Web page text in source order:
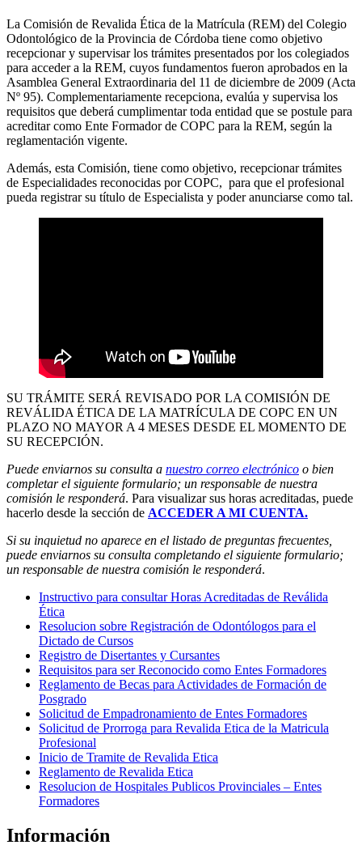
La Comisión de Revalida Ética de la Matrícula (REM) del Colegio
Odontológico de la Provincia de Córdoba tiene como objetivo
recepcionar y supervisar los trámites presentados por los colegiados
para acceder a la REM, cuyos fundamentos fueron aprobados en la
Asamblea General Extraordinaria del 11 de diciembre de 2009 (Acta
Nº 95). Complementariamente recepciona, evalúa y supervisa los
requisitos que deberá cumplimentar toda entidad que se postule para
acreditar como Ente Formador de COPC para la REM, según la
reglamentación vigente.
Además, esta Comisión, tiene como objetivo, recepcionar trámites
de Especialidades reconocidas por COPC, para que el profesional
pueda registrar su título de Especialista y poder anunciarse como tal.
SU TRÁMITE SERÁ REVISADO POR LA COMISIÓN DE
REVÁLIDA ÉTICA DE LA MATRÍCULA DE COPC EN UN
PLAZO NO MAYOR A 4 MESES DESDE EL MOMENTO DE
SU RECEPCIÓN.
Puede enviarnos su consulta a nuestro correo electrónico o bien
completar el siguiente formulario; un responsable de nuestra
comisión le responderá. Para visualizar sus horas acreditadas, puede
hacerlo desde la sección de ACCEDER A MI CUENTA.
Si su inquietud no aparece en el listado de preguntas frecuentes,
puede enviarnos su consulta completando el siguiente formulario;
un responsable de nuestra comisión le responderá.
Instructivo para consultar Horas Acreditadas de Reválida
Ética
Resolucion sobre Registración de Odontólogos para el
Dictado de Cursos
Registro de Disertantes y Cursantes
Requisitos para ser Reconocido como Entes Formadores
Reglamento de Becas para Actividades de Formación de
Posgrado
Solicitud de Empadronamiento de Entes Formadores
Solicitud de Prorroga para Revalida Etica de la Matricula
Profesional
Inicio de Tramite de Revalida Etica
Reglamento de Revalida Etica
Resolucion de Hospitales Publicos Provinciales – Entes
Formadores
Información